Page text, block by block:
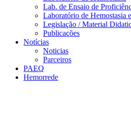
Lab. de Ensaio de
Laboratório de Hemostasia
Legislação / Material
Publicações
Notícias
Noticias
Parceiros
PAEQ
Hemorrede